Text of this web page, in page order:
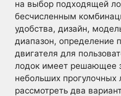
на выбор подходящей
бесчисленным
удобства, дизайн,
диапазон, определение
двигателя для
лодок имеет решающее
небольших прогулочных
рассмотреть два